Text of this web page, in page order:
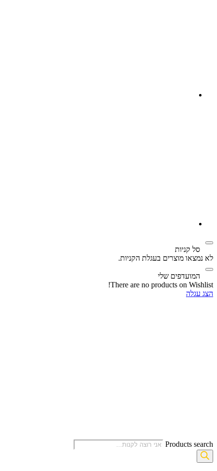
סל קניות‬
לא נמצאו מוצרים בעגלת הקניות.
המועדפים שלי
There are no products on Wishlist!
הצג עגלה
Products search